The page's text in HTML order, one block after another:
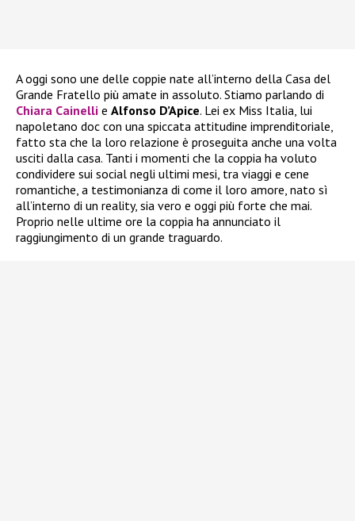
A oggi sono une delle coppie nate all’interno della Casa del
Grande Fratello più amate in assoluto. Stiamo parlando di
Chiara Cainelli e Alfonso D’Apice. Lei ex Miss Italia, lui
napoletano doc con una spiccata attitudine imprenditoriale,
fatto sta che la loro relazione è proseguita anche una volta
usciti dalla casa. Tanti i momenti che la coppia ha voluto
condividere sui social negli ultimi mesi, tra viaggi e cene
romantiche, a testimonianza di come il loro amore, nato sì
all’interno di un reality, sia vero e oggi più forte che mai.
Proprio nelle ultime ore la coppia ha annunciato il
raggiungimento di un grande traguardo.